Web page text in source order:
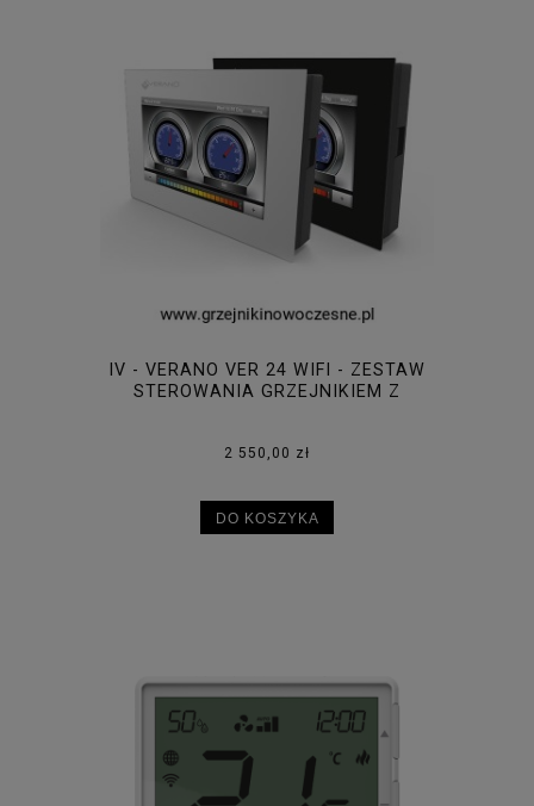
IV - VERANO VER 24 WIFI - ZESTAW
STEROWANIA GRZEJNIKIEM Z
2 550,00 zł
DO KOSZYKA